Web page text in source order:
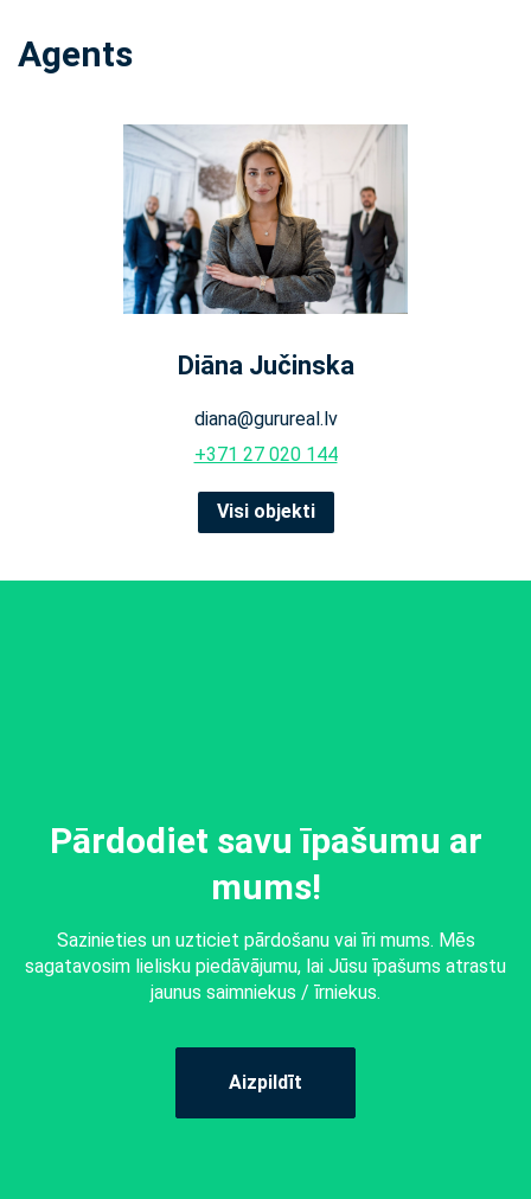
Agents
Diāna Jučinska
diana@gurureal.lv
+371 27 020 144
Visi objekti
Pārdodiet savu īpašumu ar
mums!
Sazinieties un uzticiet pārdošanu vai īri mums. Mēs
sagatavosim lielisku piedāvājumu, lai Jūsu īpašums atrastu
jaunus saimniekus / īrniekus.
Aizpildīt